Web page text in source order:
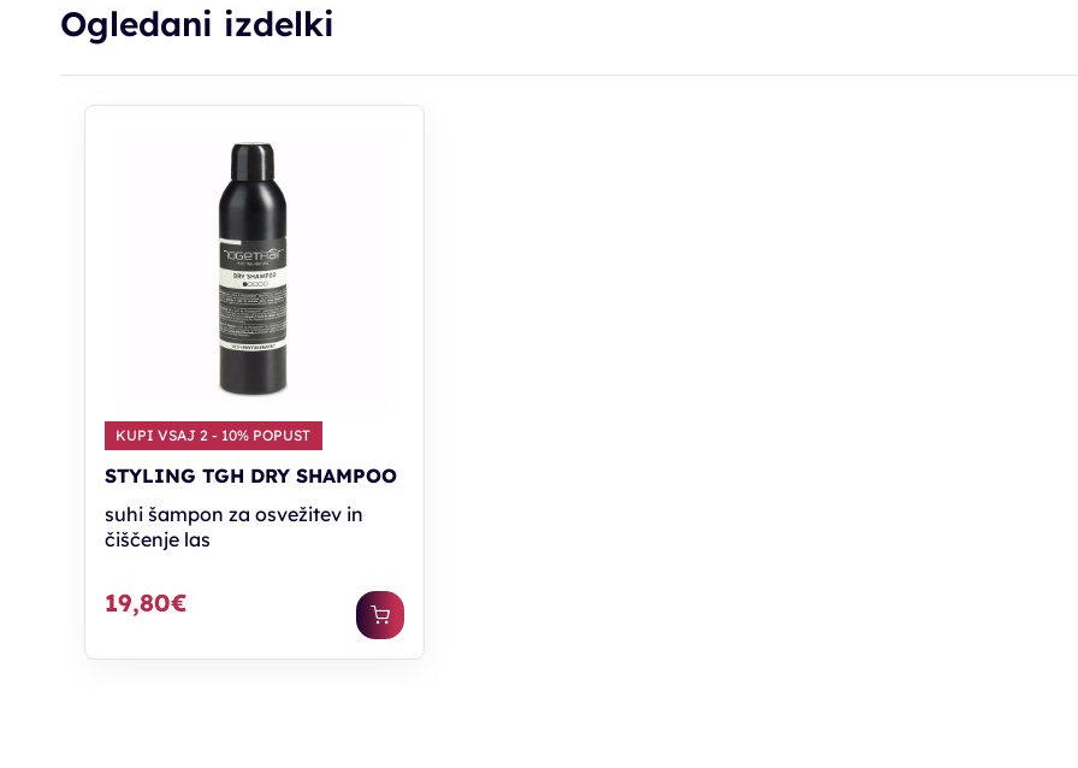
Ogledani izdelki
KUPI VSAJ 2 - 10% POPUST
STYLING TGH DRY SHAMPOO
suhi šampon za osvežitev in
čiščenje las
19,80€